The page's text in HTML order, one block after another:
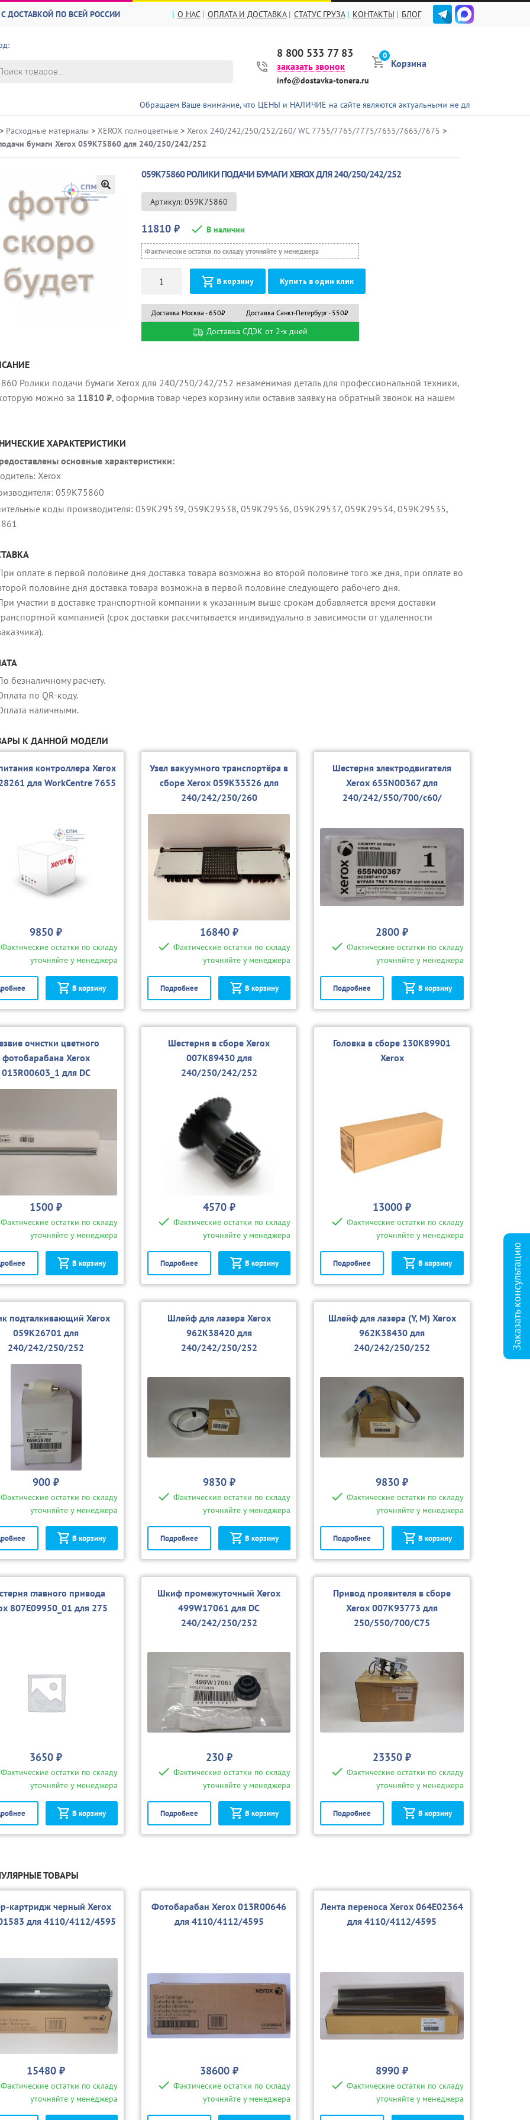
Заказать консультацию
ДОСТАВКОЙ ПО ВСЕЙ РОССИИ О НАС ОПЛАТА И ДОСТАВКА СТАТУС ГРУЗА КОНТАКТЫ БЛОГ
8 800 533 77 83
заказать звонок
info@dostavka-tonera.ru
0
Корзина
Обращаем Ваше внимание, что ЦЕНЫ и НАЛИЧИЕ на сайте являются актуальными не для всех представленных
Расходные материалы > XEROX полноцветные> Xerox 240/242/250/252/260/ WC 7755/7765/7775/7655/7665/7675 >
бумаги Xerox 059K75860 для 240/250/242/252
🔍
059K75860 РОЛИКИ ПОДАЧИ БУМАГИ XEROX ДЛЯ 240/250/242/252
Артикул: 059K75860
11810₽ В наличии
Фактические остатки по складу уточняйте у менеджера
В корзину Купить в один клик
Доставка Москва - 650₽ Доставка Санкт-Петербург - 550₽
Доставка СДЭК от 2-х дней
Ролики подачи бумаги Xerox для 240/250/242/252 незаменимая деталь для профессиональной техники,
можно за 11810 ₽, оформив товар через корзину или оставив заявку на обратный звонок на нашем
ХАРАКТЕРИСТИКИ
основные характеристики:
Xerox
059K75860
коды производителя: 059K29539, 059K29538, 059K29536, 059K29537, 059K29534, 059K29535,
оплате в первой половине дня доставка товара возможна во второй половине того же дня, при оплате во
половине дня доставка товара возможна в первой половине следующего рабочего дня.
участии в доставке транспортной компании к указанным выше срокам добавляется время доставки
компанией (срок доставки рассчитывается индивидуально в зависимости от удаленности
безналичному расчету.
по QR-коду.
наличными.
К ДАННОЙ МОДЕЛИ
контроллера Xerox
для WorkCentre 7655
9850 ₽
остатки по складу
уточняйте у менеджера
В корзину
Узел вакуумного транспортёра в
сборе Xerox 059K33526 для
240/242/250/260
16840 ₽
Фактические остатки по складу
уточняйте у менеджера
Подробнее В корзину
Шестерня электродвигателя
Xerox 655N00367 для
240/242/550/700/с60/
2800 ₽
Фактические остатки по складу
уточняйте у менеджера
Подробнее В корзину
очистки цветного
фотобарабана Xerox
013R00603_1 для DC
252/260/550/С60/700/
1500 ₽
остатки по складу
уточняйте у менеджера
В корзину
Шестерня в сборе Xerox
007K89430 для
240/250/242/252
4570 ₽
Фактические остатки по складу
уточняйте у менеджера
Подробнее В корзину
Головка в сборе 130K89901
Xerox
13000 ₽
Фактические остатки по складу
уточняйте у менеджера
Подробнее В корзину
подталкивающий Xerox
059K26701 для
240/242/250/252
900 ₽
остатки по складу
уточняйте у менеджера
В корзину
Шлейф для лазера Xerox
962K38420 для
240/242/250/252
9830 ₽
Фактические остатки по складу
уточняйте у менеджера
Подробнее В корзину
Шлейф для лазера (Y, M) Xerox
962K38430 для
240/242/250/252
9830 ₽
Фактические остатки по складу
уточняйте у менеджера
Подробнее В корзину
главного привода
807E09950_01 для 275
3650 ₽
остатки по складу
уточняйте у менеджера
В корзину
Шкиф промежуточный Xerox
499W17061 для DC
240/242/250/252
230 ₽
Фактические остатки по складу
уточняйте у менеджера
Подробнее В корзину
Привод проявителя в сборе
Xerox 007K93773 для
250/550/700/С75
23350 ₽
Фактические остатки по складу
уточняйте у менеджера
Подробнее В корзину
ТОВАРЫ
картридж черный Xerox
для 4110/4112/4595
15480 ₽
остатки по складу
уточняйте у менеджера
Фотобарабан Xerox 013R00646
для 4110/4112/4595
38600 ₽
Фактические остатки по складу
уточняйте у менеджера
Лента переноса Xerox 064E02364
для 4110/4112/4595
8990 ₽
Фактические остатки по складу
уточняйте у менеджера